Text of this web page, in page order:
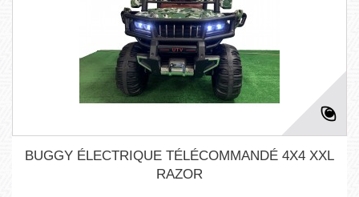
BUGGY ÉLECTRIQUE TÉLÉCOMMANDÉ 4X4 XXL
RAZOR